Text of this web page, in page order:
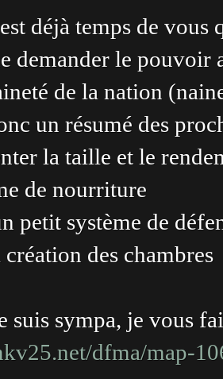
déjà temps de vous
demander le pouvoir
de la nation
un résumé des
la taille et le
de nourriture
petit système de
des chambres
suis sympa, je vous
dfma/map-